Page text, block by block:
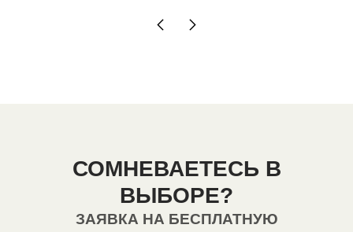
СОМНЕВАЕТЕСЬ В
ВЫБОРЕ?
ЗАЯВКА НА БЕСПЛАТНУЮ